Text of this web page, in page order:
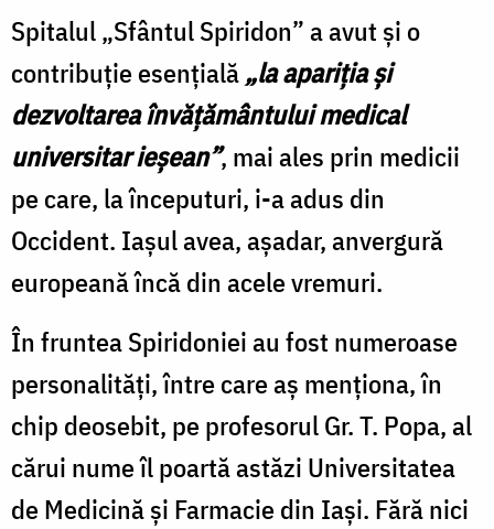
Spitalul „Sfântul Spiridon” a avut și o
contribuție esențială„la apariția și
dezvoltarea învățământului medical
universitar ieșean”, mai ales prin medicii
pe care, la începuturi, i-a adus din
Occident. Iașul avea, așadar, anvergură
europeană încă din acele vremuri.
În fruntea Spiridoniei au fost numeroase
personalități, între care aș menționa, în
chip deosebit, pe profesorul Gr. T. Popa, al
cărui nume îl poartă astăzi Universitatea
de Medicină și Farmacie din Iași. Fără nici